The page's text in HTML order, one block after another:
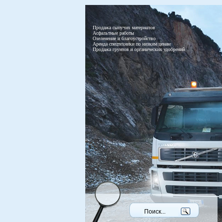
Продажа сыпучих материалов
Асфальтные работы
Озеленение и благоустройство
Аренда спецтехники по низким ценам
Продажа грунтов и органических удобрений